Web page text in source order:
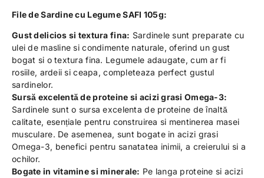
File de Sardine cu Legume SAFI 105g:
Gust delicios si textura fina: Sardinele sunt preparate cu
ulei de masline si condimente naturale, oferind un gust
bogat si o textura fina. Legumele adaugate, cum ar fi
rosiile, ardeii si ceapa, completeaza perfect gustul
sardinelor.
Sursă excelentă de proteine ​​si acizi grasi Omega-3:
Sardinele sunt o sursa excelenta de proteine ​​de înaltă
calitate, esențiale pentru construirea si mentinerea masei
musculare. De asemenea, sunt bogate in acizi grasi
Omega-3, benefici pentru sanatatea inimii, a creierului si a
ochilor.
Bogate in vitamine si minerale: Pe langa proteine ​​si acizi